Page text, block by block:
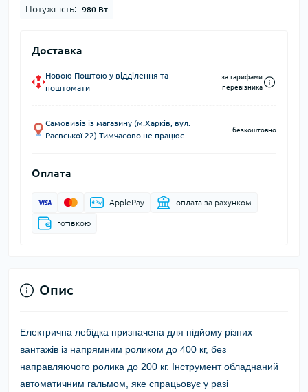
Потужність: 980 Вт
Доставка
Новою Поштою у відділення та
поштомати
за тарифами
перевізника
Самовивіз із магазину (м.Харків, вул.
Раєвської 22) Тимчасово не працює
безкоштовно
Оплата
ApplePay оплата за рахунком
готівкою
Опис
Електрична лебідка призначена для підйому різних
вантажів із напрямним роликом до 400 кг, без
направляючого ролика до 200 кг. Інструмент обладнаний
автоматичним гальмом, яке спрацьовує у разі